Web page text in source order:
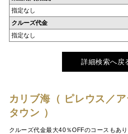
指定なし
クルーズ代金
指定なし
詳細検索へ戻
カリブ海（ ピレウス／
タウン ）
クルーズ代金最大40％OFFのコースもあ